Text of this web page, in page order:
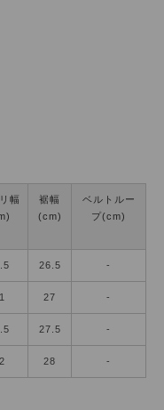
幅
裾幅
(cm)
ベルトルー
プ(cm)
26.5 -
27 -
27.5 -
28 -